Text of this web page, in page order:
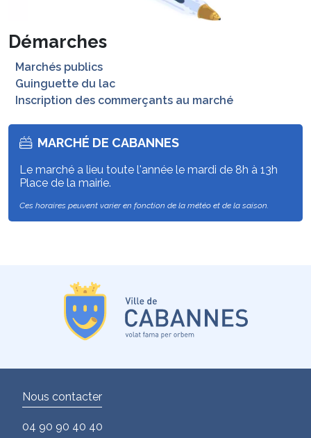
Démarches
Marchés publics
Guinguette du lac
Inscription des commerçants au marché
MARCHÉ DE CABANNES
Le marché a lieu toute l'année le mardi de 8h à 13h
Place de la mairie.
Ces horaires peuvent varier en fonction de la météo et de la saison.
Nous contacter
04 90 90 40 40